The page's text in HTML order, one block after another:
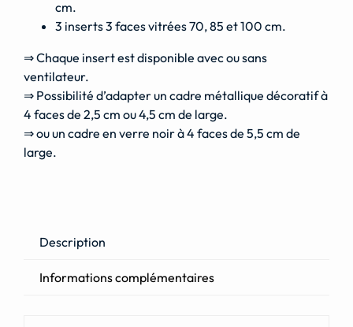
cm.
3 inserts 3 faces vitrées 70, 85 et 100 cm.
⇒ Chaque insert est disponible avec ou sans
ventilateur.
⇒ Possibilité d’adapter un cadre métallique décoratif à
4 faces de 2,5 cm ou 4,5 cm de large.
⇒ ou un cadre en verre noir à 4 faces de 5,5 cm de
large.
Description
Informations complémentaires